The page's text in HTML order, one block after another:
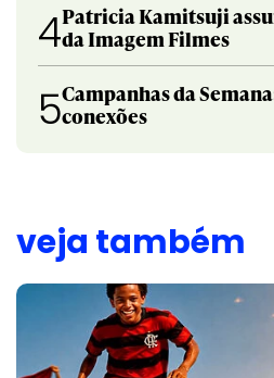
4Patricia Kamitsuji
da Imagem Filmes
5Campanhas da
conexões
veja também